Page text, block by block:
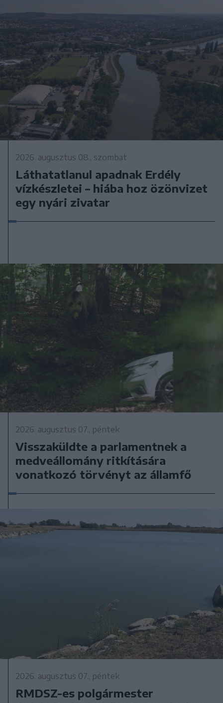
2026. augusztus 08., szombat
Láthatatlanul apadnak Erdély
vízkészletei – hiába hoz özönvizet
egy nyári zivatar
2026. augusztus 07., péntek
Visszaküldte a parlamentnek a
medveállomány ritkítására
vonatkozó törvényt az államfő
2026. augusztus 07., péntek
RMDSZ-es polgármester